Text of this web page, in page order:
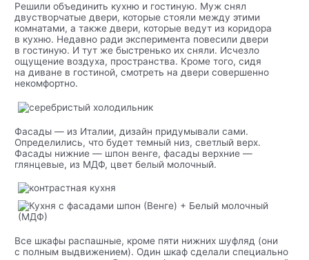
Решили объединить кухню и гостиную. Муж снял
двустворчатые двери, которые стояли между этими
комнатами, а также двери, которые ведут из коридора
в кухню. Недавно ради эксперимента повесили двери
в гостиную. И тут же быстренько их сняли. Исчезло
ощущение воздуха, пространства. Кроме того, сидя
на диване в гостиной, смотреть на двери совершенно
некомфортно.
Фасады — из Италии, дизайн придумывали сами.
Определились, что будет темный низ, светлый верх.
Фасады нижние — шпон венге, фасады верхние —
глянцевые, из МДФ, цвет белый молочный.
Все шкафы распашные, кроме пяти нижних шуфляд (они
с полным выдвижением). Один шкаф сделали специально